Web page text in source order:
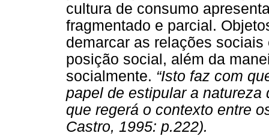
cultura de consumo
fragmentado e parcial.
demarcar as relações
posição social, além da
socialmente. “Isto faz com
papel de estipular a
que regerá o contexto entre
Castro, 1995: p.222).